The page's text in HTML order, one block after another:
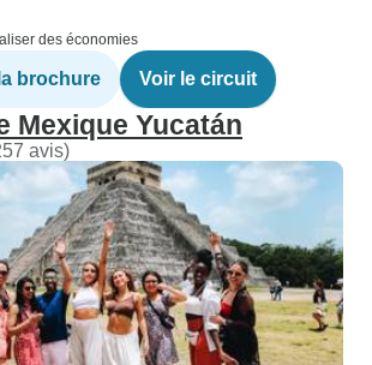
des économies
brochure Voir le circuit
Mexique Yucatán
avis)